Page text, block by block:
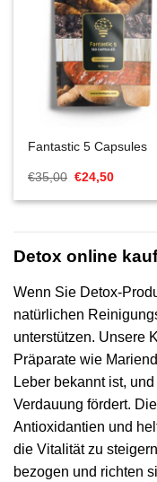
Fantastic 5 Capsules
€35,00 Ursprünglicher
war:
€24,50Aktueller
ist:
Detox online
Wenn Sie Detox-
natürlichen
unterstützen. Unsere
Präparate wie
Leber bekannt ist,
Verdauung fördert.
Antioxidantien und
die Vitalität zu
bezogen und richten